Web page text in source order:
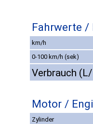
Fahrwerte /
km/h
0-100 km/h (sek)
Verbrauch
Motor /
Zylinder